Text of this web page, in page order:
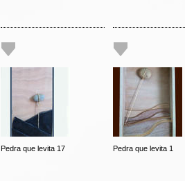
Pedra que levita 17 Pedra que levita 1